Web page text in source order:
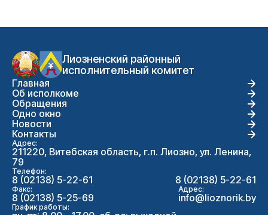
Лиозненский районный
исполнительный комитет
Главная
Об исполкоме
Обращения
Одно окно
Новости
Контакты
Адрес:
211220, Витебская область, г.п. Лиозно, ул. Ленина,
79
Телефон:
8 (02138) 5-22-61 8 (02138) 5-22-61
Факс:
8 (02138) 5-25-69
Адрес:
info@lioznorik.by
График работы: